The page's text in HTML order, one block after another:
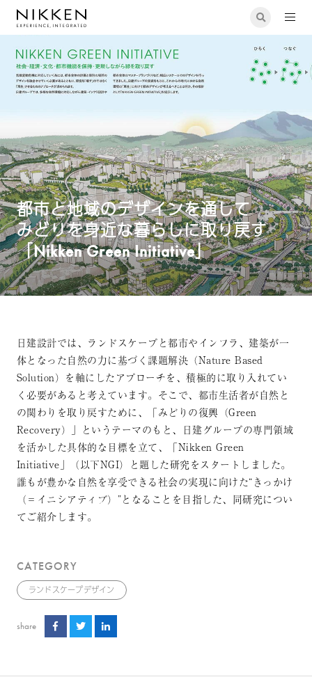
都市と地域のデザインを通して みどりを身近な暮らしに取り戻す
「Nikken Green Initiative」
都市と地域のデザインを通して
みどりを身近な暮らしに取り戻す
「Nikken Green Initiative」
日建設計では、ランドスケープと都市やインフラ、建築が一
体となった自然の力に基づく課題解決（Nature Based
Solution）を軸にしたアプローチを、積極的に取り入れてい
く必要があると考えています。そこで、都市生活者が自然と
の関わりを取り戻すために、「みどりの復興（Green
Recovery）」というテーマのもと、日建グループの専門領域
を活かした具体的な目標を立て、「Nikken Green
Initiative」（以下NGI）と題した研究をスタートしました。
誰もが豊かな自然を享受できる社会の実現に向けた“きっかけ
（＝イニシアティブ）”となることを目指した、同研究につい
てご紹介します。
CATEGORY
ランドスケープデザイン
share